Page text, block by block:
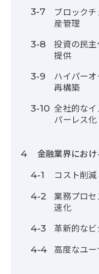
3-7
ブロック
産管理
3-8
投資の民
提供
3-9
ハイパー
再構築
3-10 全社的な
パーレス化
4 金融業界にお
4-1 コスト削
4-2
業務プロ
速化
4-3 革新的な
4-4 高度なユ